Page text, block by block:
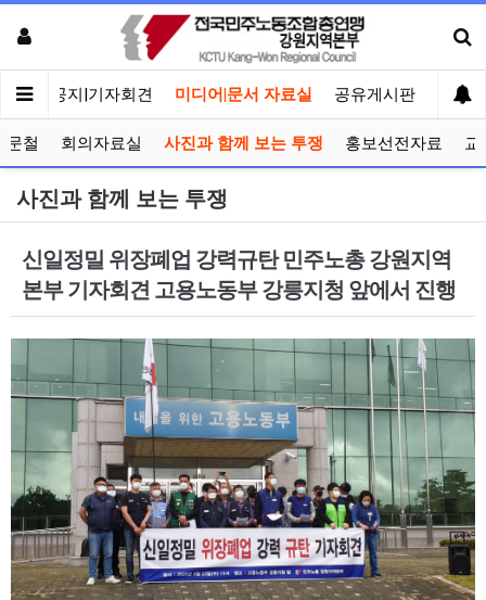
인 공지|기자회견 미디어|문서 자료실 공유게시판 선거
문철 회의자료실 사진과 함께 보는 투쟁 홍보선전자료 교
사진과 함께 보는 투쟁
신일정밀 위장폐업 강력규탄 민주노총 강원지역
본부 기자회견 고용노동부 강릉지청 앞에서 진행